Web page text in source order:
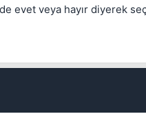
evet veya hayır diyerek